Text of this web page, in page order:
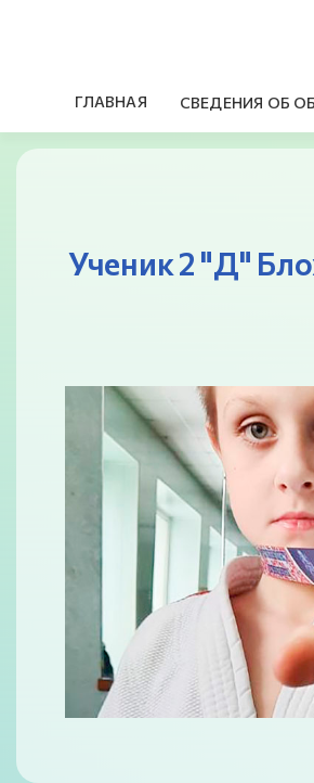
ГЛАВНАЯ СВЕДЕНИЯ ОБ
Ученик 2 "Д"